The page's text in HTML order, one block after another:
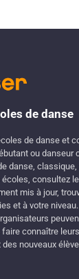
de danse
de danse et
ou danseur
danse,
écoles, consultez
mis à jour,
et à votre
connaître
nouveaux